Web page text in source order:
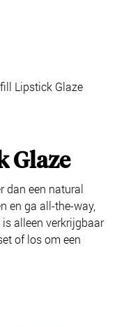
Lipstick Glaze
Glaze
dan een natural
en ga all-the-way,
alleen verkrijgbaar
of los om een